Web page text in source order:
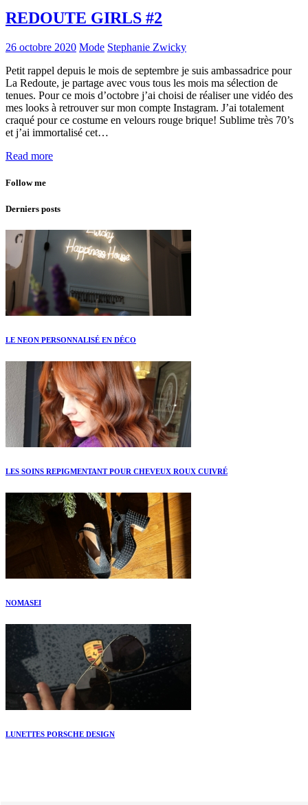
REDOUTE GIRLS #2
26 octobre 2020 Mode Stephanie Zwicky
Petit rappel depuis le mois de septembre je suis ambassadrice pour
La Redoute, je partage avec vous tous les mois ma sélection de
tenues. Pour ce mois d’octobre j’ai choisi de réaliser une vidéo des
mes looks à retrouver sur mon compte Instagram. J’ai totalement
craqué pour ce costume en velours rouge brique! Sublime très 70’s
et j’ai immortalisé cet…
Read more
Follow me
Derniers posts
LE NEON PERSONNALISÉ EN DÉCO
LES SOINS REPIGMENTANT POUR CHEVEUX ROUX CUIVRÉ
NOMASEI
LUNETTES PORSCHE DESIGN